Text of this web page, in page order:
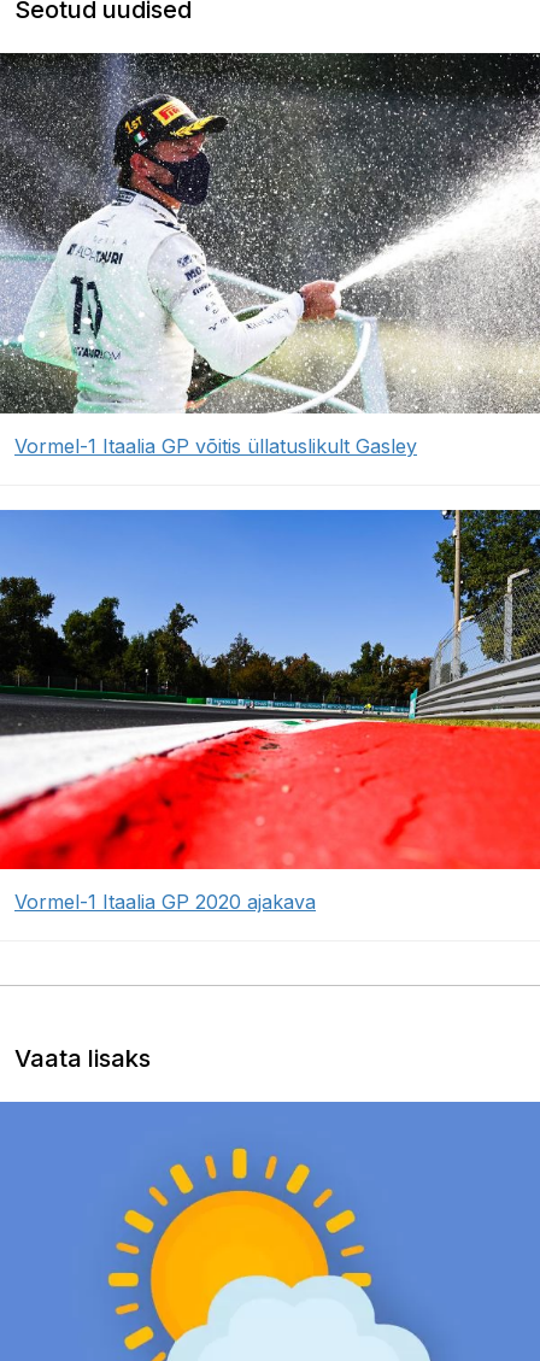
Seotud uudised
Vormel-1 Itaalia GP võitis üllatuslikult Gasley
Vormel-1 Itaalia GP 2020 ajakava
Vaata lisaks